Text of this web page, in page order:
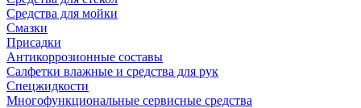
Средства для мойки
Смазки
Присадки
Антикоррозионные составы
Салфетки влажные и средства для рук
Спецжидкости
Многофункциональные сервисные средства